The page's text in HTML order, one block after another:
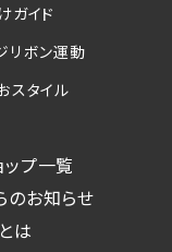
ガイド
リボン運動
スタイル
ップ一覧
のお知らせ
は